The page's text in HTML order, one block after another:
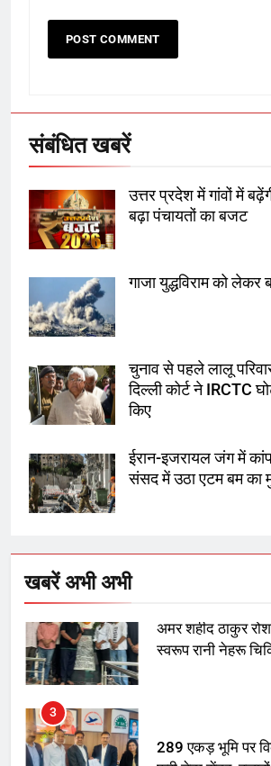
संबंधित खबरें
उत्तर प्रदेश में गांवों में
बढ़ा पंचायतों का बजट
गाजा युद्धविराम को लेकर
चुनाव से पहले लालू
दिल्ली कोर्ट ने IRCTC
किए
ईरान-इजरायल जंग में
संसद में उठा एटम बम का
खबरें अभी अभी
7
गाजा युद्धविराम को
8
तय किए
1
रोशन सिंह के नाम
अमर शहीद ठाकुर
स्वरूप रानी नेहरू
अनिश्चितकालीन
3
4